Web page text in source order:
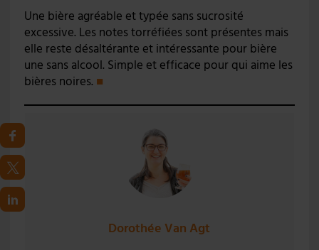
Une bière agréable et typée sans sucrosité
excessive. Les notes torréfiées sont présentes mais
elle reste désaltérante et intéressante pour bière
une sans alcool. Simple et efficace pour qui aime les
bières noires. ■
Dorothée Van Agt